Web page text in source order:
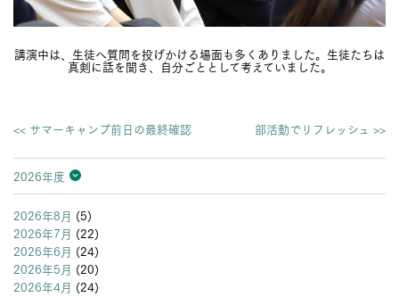
講演中は、生徒へ質問を投げかける場面も多くありました。生徒たちは
真剣に話を聞き、自分ごととして考えていました。
<< サマーキャンプ前日の最終確認 部活動でリフレッシュ >>
2026年度
2026年度
2025年度
2024年度
2023年度
2022年度
2021年度
2020年度
2019年度
2018年度
2017年度
2016年度
2015年度
2014年度
2013年度
2026年8月 (5)
2026年7月 (22)
2026年6月 (24)
2026年5月 (20)
2026年4月 (24)